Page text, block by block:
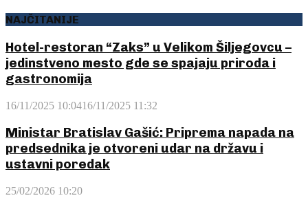
NAJČITANIJE
Hotel-restoran “Zaks” u Velikom Šiljegovcu –
jedinstveno mesto gde se spajaju priroda i
gastronomija
16/11/2025 10:0416/11/2025 11:32
Ministar Bratislav Gašić: Priprema napada na
predsednika je otvoreni udar na državu i
ustavni poredak
25/02/2026 10:20